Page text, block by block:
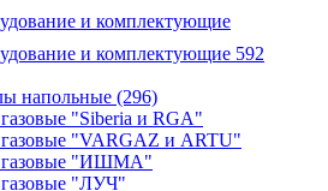
и комплектующие
и комплектующие 592
напольные (296)
"Siberia и RGA"
"VARGAZ и ARTU"
газовые "ИШМА"
"ЛУЧ"